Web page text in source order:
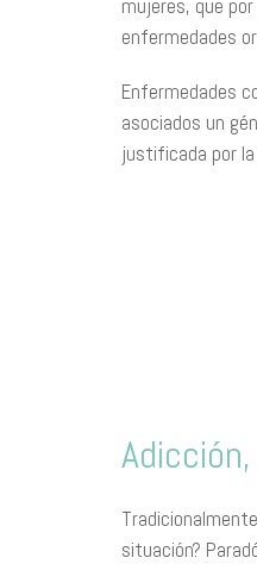
mujeres, que
enfermedades
Enfermedades
asociados un
justificada por la
situación?